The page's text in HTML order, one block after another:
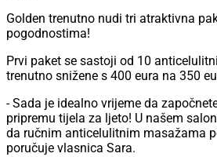
Golden trenutno nudi tri atraktivna
pogodnostima!
Prvi paket se sastoji od 10
trenutno snižene s 400 eura na 350
- Sada je idealno vrijeme da
pripremu tijela za ljeto! U našem
da ručnim anticelulitnim masažama
poručuje vlasnica Sara.